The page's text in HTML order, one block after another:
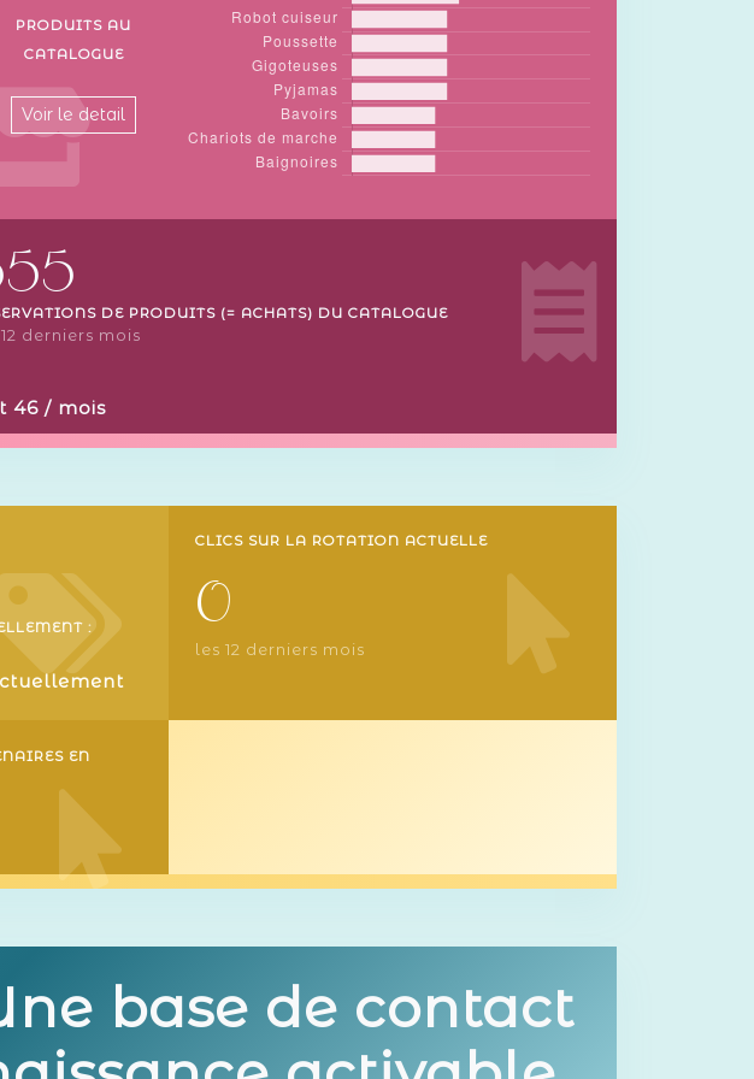
PRODUITS AU
CATALOGUE
Voir le detail
DE PRODUITS (= ACHATS) DU CATALOGUE
derniers mois
46 / mois
:
CLICS SUR LA ROTATION ACTUELLE
0
les 12 derniers mois
EN
base de contact